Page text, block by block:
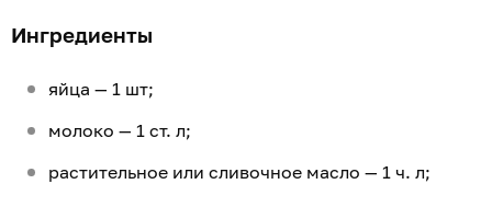
Ингредиенты
яйца — 1 шт;
молоко — 1 ст. л;
растительное или сливочное масло — 1 ч. л;